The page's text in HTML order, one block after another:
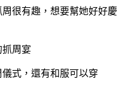
很有趣，想要幫她好好慶
周宴
式，還有和服可以穿